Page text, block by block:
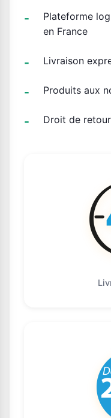
Plateforme
en France
Livraison
Produits aux
Droit de